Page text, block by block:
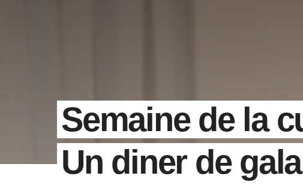
Semaine de la
Un diner de